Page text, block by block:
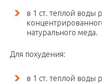
в 1 ст. теплой воды
натурального меда.
Для похудения:
в 1 ст. теплой воды